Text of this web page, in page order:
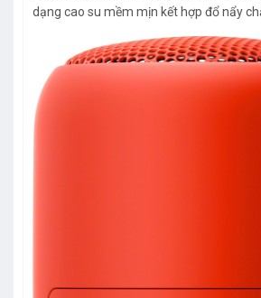
dạng cao su mềm mịn kết hợp đổ nẩy